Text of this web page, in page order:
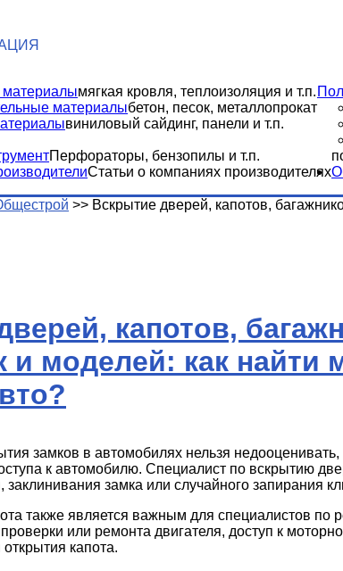
материалымягкая кровля, теплоизоляция и т.п.
материалыбетон, песок, металлопрокат
виниловый сайдинг, панели и т.п.
Перфораторы, бензопилы и т.п.
Статьи о компаниях производителях
>> Вскрытие дверей, капотов,
капотов,
и моделей: как найти
замков в автомобилях нельзя недооценивать,
к автомобилю. Специалист по вскрытию
заклинивания замка или случайного запирания
также является важным для специалистов по
или ремонта двигателя, доступ к
капота.